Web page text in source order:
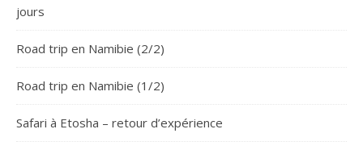
jours
Road trip en Namibie (2/2)
Road trip en Namibie (1/2)
Safari à Etosha – retour d’expérience